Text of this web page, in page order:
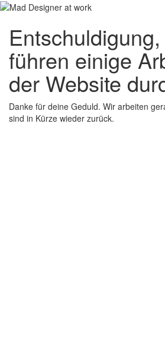
führen einige
der Website
Danke für deine Geduld. Wir arbeiten
sind in Kürze wieder zurück.